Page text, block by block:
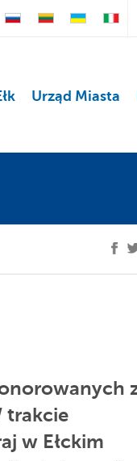
Urząd Miasta
trakcie
w Ełckim